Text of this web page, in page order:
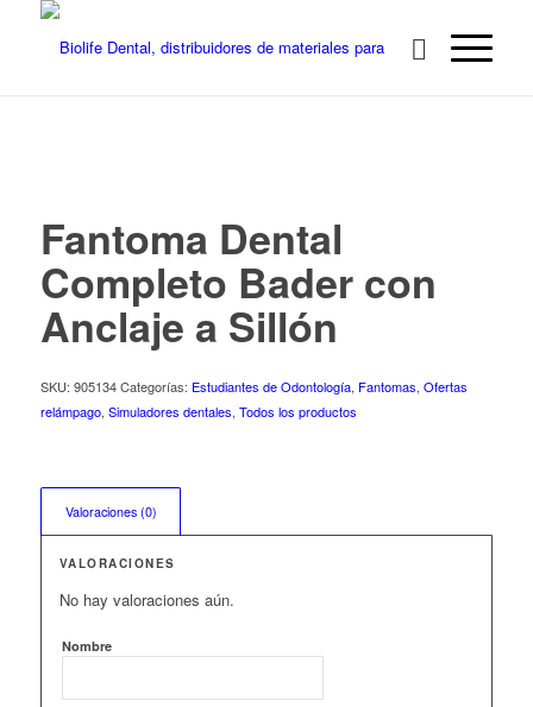
Fantoma Dental
Completo Bader con
Anclaje a Sillón
SKU: 905134 Categorías: Estudiantes de Odontología, Fantomas, Ofertas
relámpago, Simuladores dentales, Todos los productos
Valoraciones (0)
VALORACIONES
No hay valoraciones aún.
Nombre